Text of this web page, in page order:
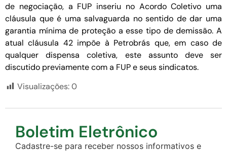
de negociação, a FUP inseriu no Acordo Coletivo uma
cláusula que é uma salvaguarda no sentido de dar uma
garantia mínima de proteção a esse tipo de demissão. A
atual cláusula 42 impõe à Petrobrás que, em caso de
qualquer dispensa coletiva, este assunto deve ser
discutido previamente com a FUP e seus sindicatos.
Visualizações:0
Boletim Eletrônico
Cadastre-se para receber nossos informativos e